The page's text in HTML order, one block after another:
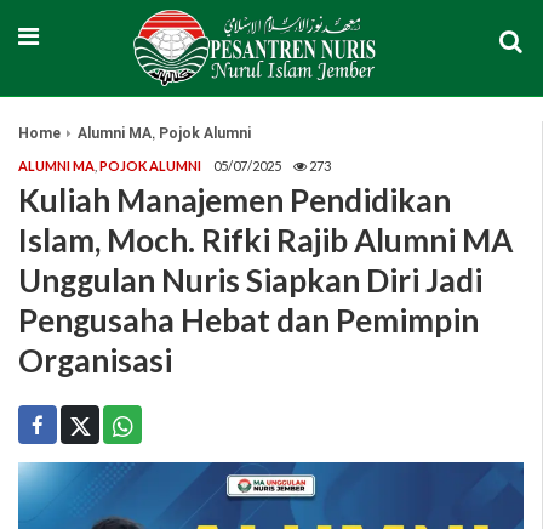
Home Alumni MA, Pojok Alumni
ALUMNI MA POJOK ALUMNI 05/07/2025 273
Kuliah Manajemen Pendidikan
Islam, Moch. Rifki Rajib Alumni MA
Unggulan Nuris Siapkan Diri Jadi
Pengusaha Hebat dan Pemimpin
Organisasi